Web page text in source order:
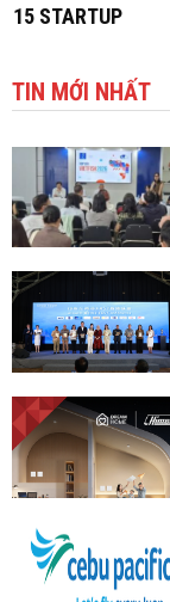
15 STARTUP
TIN MỚI NHẤT